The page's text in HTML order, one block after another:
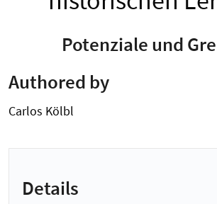
Potenziale und
Authored by
Carlos Kölbl
Details